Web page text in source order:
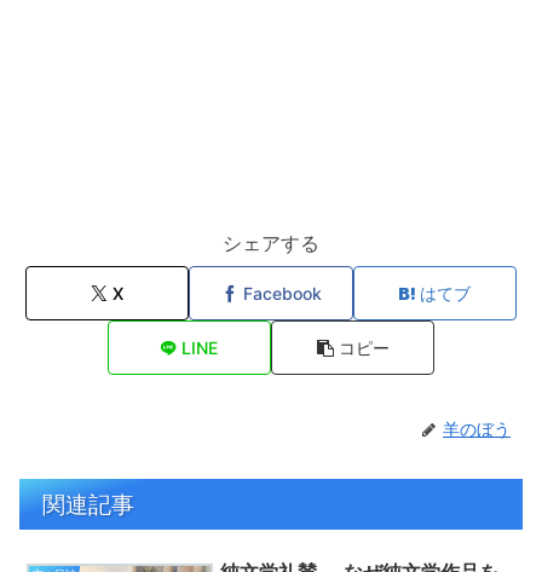
シェアする
X Facebook はてブ
LINE コピー
羊のぼう
関連記事